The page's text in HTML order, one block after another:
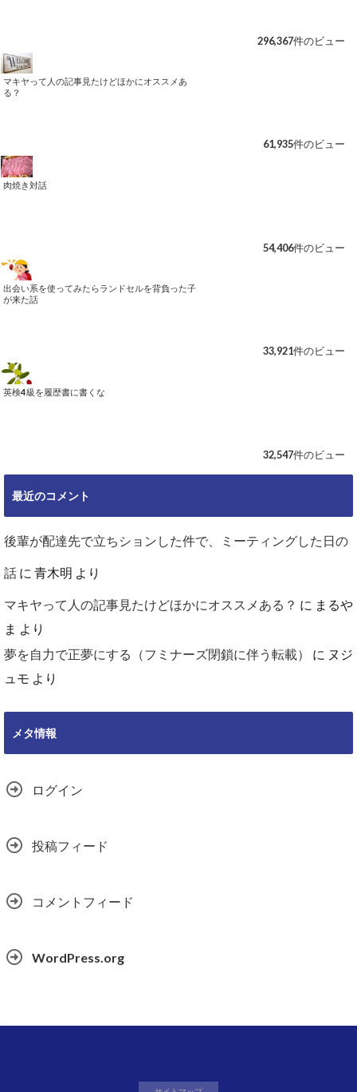
296,367件のビュー
マキヤって人の記事見たけどほかにオススメあ
る？
61,935件のビュー
肉焼き対話
54,406件のビュー
出会い系を使ってみたらランドセルを背負った子
が来た話
33,921件のビュー
英検4級を履歴書に書くな
32,547件のビュー
最近のコメント
後輩が配達先で立ちションした件で、ミーティングした日の
話 に 青木明 より
マキヤって人の記事見たけどほかにオススメある？ に まるや
ま より
夢を自力で正夢にする（フミナーズ閉鎖に伴う転載）
に ヌジ
ュモ より
メタ情報
ログイン
投稿フィード
コメントフィード
WordPress.org